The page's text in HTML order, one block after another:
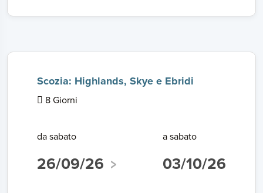
Scozia: Highlands, Skye e Ebridi
8 Giorni
da sabato
26/09/26
a sabato
03/10/26